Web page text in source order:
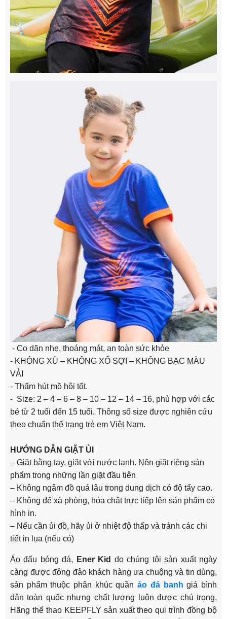
- Co dãn nhẹ, thoáng mát, an toàn sức khỏe
- KHÔNG XÙ – KHÔNG XỔ SỢI – KHÔNG BẠC MÀU
VẢI
- Thấm hút mồ hôi tốt.
- Size: 2 – 4 – 6 – 8 – 10 – 12 – 14 – 16, phù hợp với các
bé từ 2 tuổi đến 15 tuổi. Thông số size được nghiên cứu
theo chuẩn thể trạng trẻ em Việt Nam.
HƯỚNG DẪN GIẶT ỦI
– Giặt bằng tay, giặt với nước lạnh. Nên giặt riêng sản
phẩm trong những lần giặt đầu tiên
– Không ngâm đồ quá lâu trong dung dịch có độ tẩy cao.
– Không để xà phòng, hóa chất trực tiếp lên sản phẩm có
hình in.
– Nếu cần ủi đồ, hãy ủi ở nhiệt độ thấp và tránh các chi
tiết in lụa (nếu có)
Áo đấu bóng đá, Ener Kid do chúng tôi sản xuất ngày
càng được đông đảo khách hàng ưa chuộng và tin dùng,
sản phẩm thuộc phân khúc quầnáo đá banh giá bình
dân toàn quốc nhưng chất lượng luôn được chú trọng,
Hãng thể thao KEEPFLY sản xuất theo qui trình đồng bộ